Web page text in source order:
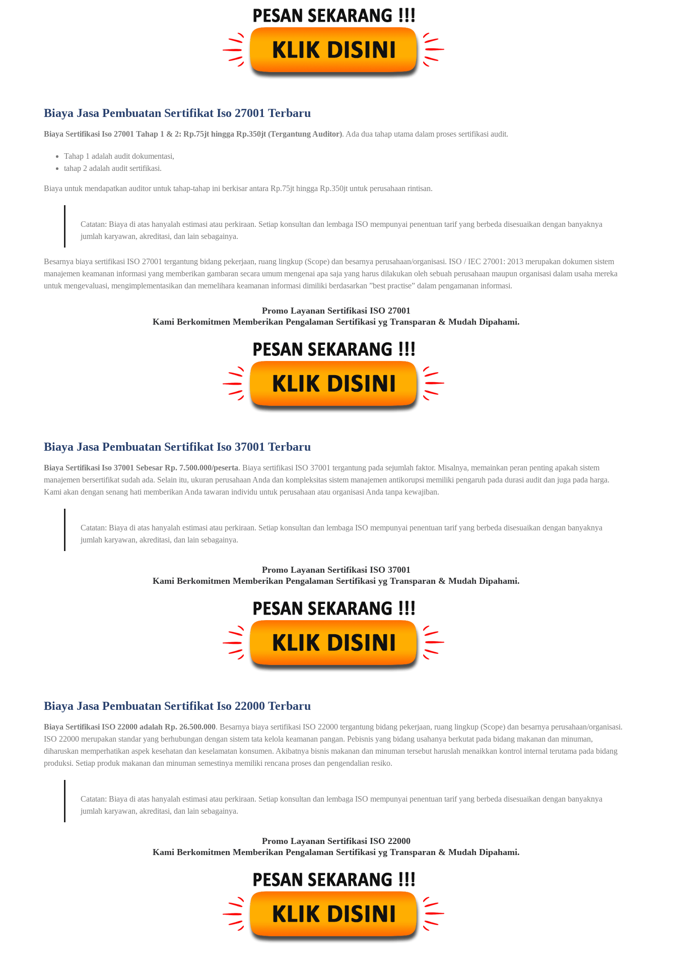
Biaya Jasa Pembuatan Sertifikat Iso 27001 Terbaru
Biaya Sertifikasi Iso 27001 Tahap 1 & 2: Rp.75jt hingga Rp.350jt (Tergantung Auditor). Ada dua tahap utama dalam proses sertifikasi audit.
Tahap 1 adalah audit dokumentasi,
tahap 2 adalah audit sertifikasi.
Biaya untuk mendapatkan auditor untuk tahap-tahap ini berkisar antara Rp.75jt hingga Rp.350jt untuk perusahaan rintisan.
Catatan: Biaya di atas hanyalah estimasi atau perkiraan. Setiap konsultan dan lembaga ISO mempunyai penentuan tarif yang berbeda disesuaikan dengan banyaknya
jumlah karyawan, akreditasi, dan lain sebagainya.
Besarnya biaya sertifikasi ISO 27001 tergantung bidang pekerjaan, ruang lingkup (Scope) dan besarnya perusahaan/organisasi. ISO / IEC 27001: 2013 merupakan dokumen sistem
manajemen keamanan informasi yang memberikan gambaran secara umum mengenai apa saja yang harus dilakukan oleh sebuah perusahaan maupun organisasi dalam usaha mereka
untuk mengevaluasi, mengimplementasikan dan memelihara keamanan informasi dimiliki berdasarkan ”best practise” dalam pengamanan informasi.
Promo Layanan Sertifikasi ISO 27001
Kami Berkomitmen Memberikan Pengalaman Sertifikasi yg Transparan & Mudah Dipahami.
Biaya Jasa Pembuatan Sertifikat Iso 37001 Terbaru
Biaya Sertifikasi Iso 37001 Sebesar Rp. 7.500.000/peserta. Biaya sertifikasi ISO 37001 tergantung pada sejumlah faktor. Misalnya, memainkan peran penting apakah sistem
manajemen bersertifikat sudah ada. Selain itu, ukuran perusahaan Anda dan kompleksitas sistem manajemen antikorupsi memiliki pengaruh pada durasi audit dan juga pada harga.
Kami akan dengan senang hati memberikan Anda tawaran individu untuk perusahaan atau organisasi Anda tanpa kewajiban.
Catatan: Biaya di atas hanyalah estimasi atau perkiraan. Setiap konsultan dan lembaga ISO mempunyai penentuan tarif yang berbeda disesuaikan dengan banyaknya
jumlah karyawan, akreditasi, dan lain sebagainya.
Promo Layanan Sertifikasi ISO 37001
Kami Berkomitmen Memberikan Pengalaman Sertifikasi yg Transparan & Mudah Dipahami.
Biaya Jasa Pembuatan Sertifikat Iso 22000 Terbaru
Biaya Sertifikasi ISO 22000 adalah Rp. 26.500.000. Besarnya biaya sertifikasi ISO 22000 tergantung bidang pekerjaan, ruang lingkup (Scope) dan besarnya perusahaan/organisasi.
ISO 22000 merupakan standar yang berhubungan dengan sistem tata kelola keamanan pangan. Pebisnis yang bidang usahanya berkutat pada bidang makanan dan minuman,
diharuskan memperhatikan aspek kesehatan dan keselamatan konsumen. Akibatnya bisnis makanan dan minuman tersebut haruslah menaikkan kontrol internal terutama pada bidang
produksi. Setiap produk makanan dan minuman semestinya memiliki rencana proses dan pengendalian resiko.
Catatan: Biaya di atas hanyalah estimasi atau perkiraan. Setiap konsultan dan lembaga ISO mempunyai penentuan tarif yang berbeda disesuaikan dengan banyaknya
jumlah karyawan, akreditasi, dan lain sebagainya.
Promo Layanan Sertifikasi ISO 22000
Kami Berkomitmen Memberikan Pengalaman Sertifikasi yg Transparan & Mudah Dipahami.